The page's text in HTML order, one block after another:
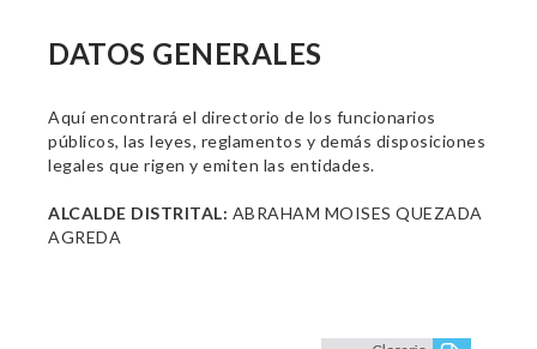
DATOS GENERALES
Aquí encontrará el directorio de los funcionarios
públicos, las leyes, reglamentos y demás disposiciones
legales que rigen y emiten las entidades.
ALCALDE DISTRITAL: ABRAHAM MOISES QUEZADA
AGREDA